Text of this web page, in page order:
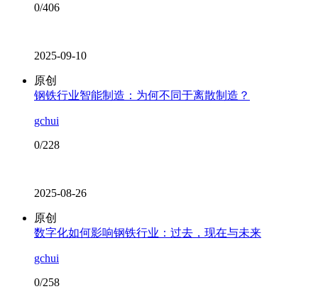
0/406
2025-09-10
原创
钢铁行业智能制造：为何不同于离散制造？
gchui
0/228
2025-08-26
原创
数字化如何影响钢铁行业：过去，现在与未来
gchui
0/258